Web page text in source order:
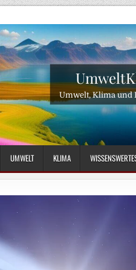
Umwelt, Klima und
UMWELT KLIMA